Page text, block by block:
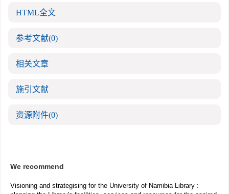
HTML全文
参考文献(0)
相关文章
施引文献
资源附件(0)
We recommend
Visioning and strategising for the University of Namibia Library :